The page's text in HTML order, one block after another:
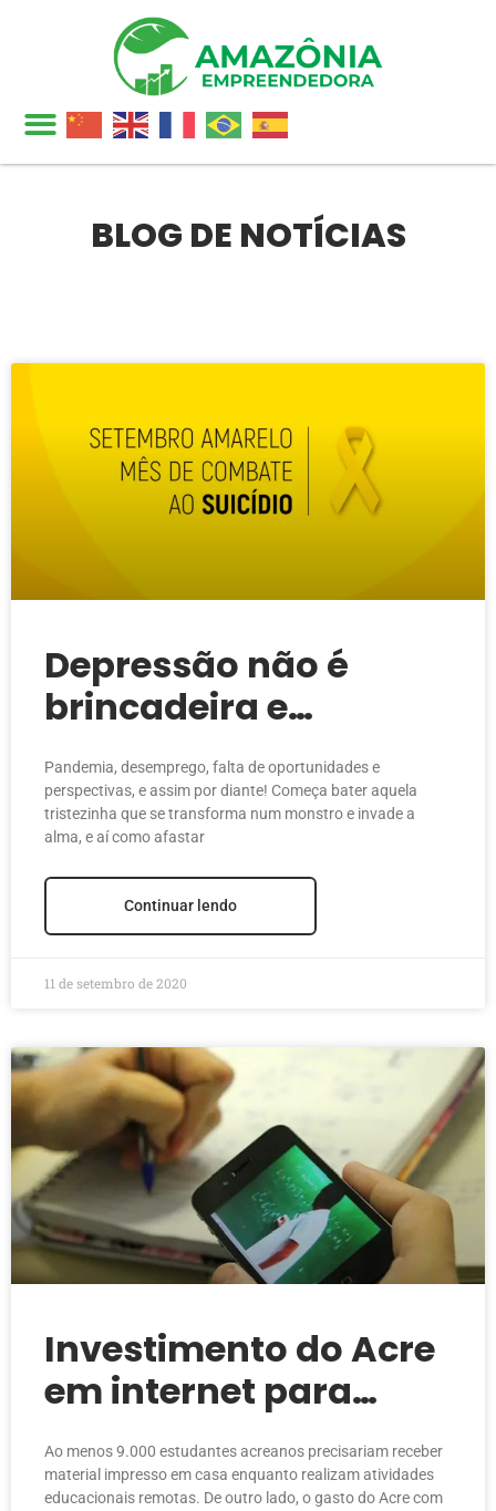
BLOG DE NOTÍCIAS
Depressão não é
brincadeira e
empresas levam a
pior!
Pandemia, desemprego, falta de oportunidades e
perspectivas, e assim por diante! Começa bater aquela
tristezinha que se transforma num monstro e invade a
alma, e aí como afastar
Continuar lendo
11 de setembro de 2020
Investimento do Acre
em internet para
educação é
considerado baixo
Ao menos 9.000 estudantes acreanos precisariam receber
material impresso em casa enquanto realizam atividades
educacionais remotas. De outro lado, o gasto do Acre com